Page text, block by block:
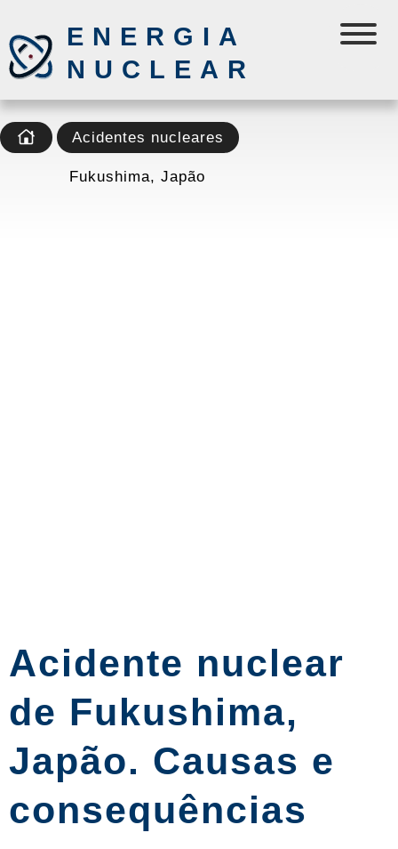
ENERGIA
NUCLEAR
Acidentes nucleares
Fukushima, Japão
Acidente nuclear
de Fukushima,
Japão. Causas e
consequências